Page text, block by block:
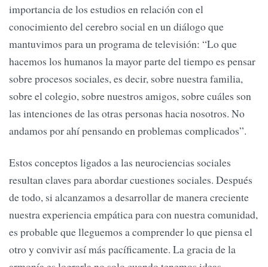
importancia de los estudios en relación con el
conocimiento del cerebro social en un diálogo que
mantuvimos para un programa de televisión: “Lo que
hacemos los humanos la mayor parte del tiempo es pensar
sobre procesos sociales, es decir, sobre nuestra familia,
sobre el colegio, sobre nuestros amigos, sobre cuáles son
las intenciones de las otras personas hacia nosotros. No
andamos por ahí pensando en problemas complicados”.
Estos conceptos ligados a las neurociencias sociales
resultan claves para abordar cuestiones sociales. Después
de todo, si alcanzamos a desarrollar de manera creciente
nuestra experiencia empática para con nuestra comunidad,
es probable que lleguemos a comprender lo que piensa el
otro y convivir así más pacíficamente. La gracia de la